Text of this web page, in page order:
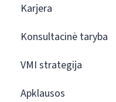
Karjera
Konsultacinė taryba
VMI strategija
Apklausos